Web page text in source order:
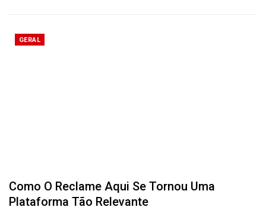
GERAL
Como O Reclame Aqui Se Tornou Uma
Plataforma Tão Relevante